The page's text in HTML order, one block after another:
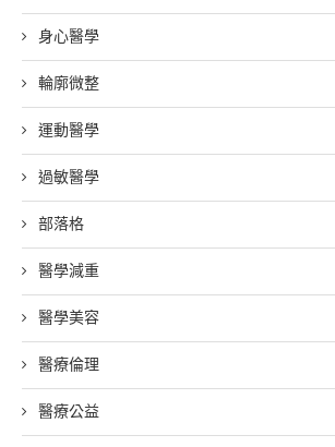
身心醫學
輪廓微整
運動醫學
過敏醫學
部落格
醫學減重
醫學美容
醫療倫理
醫療公益